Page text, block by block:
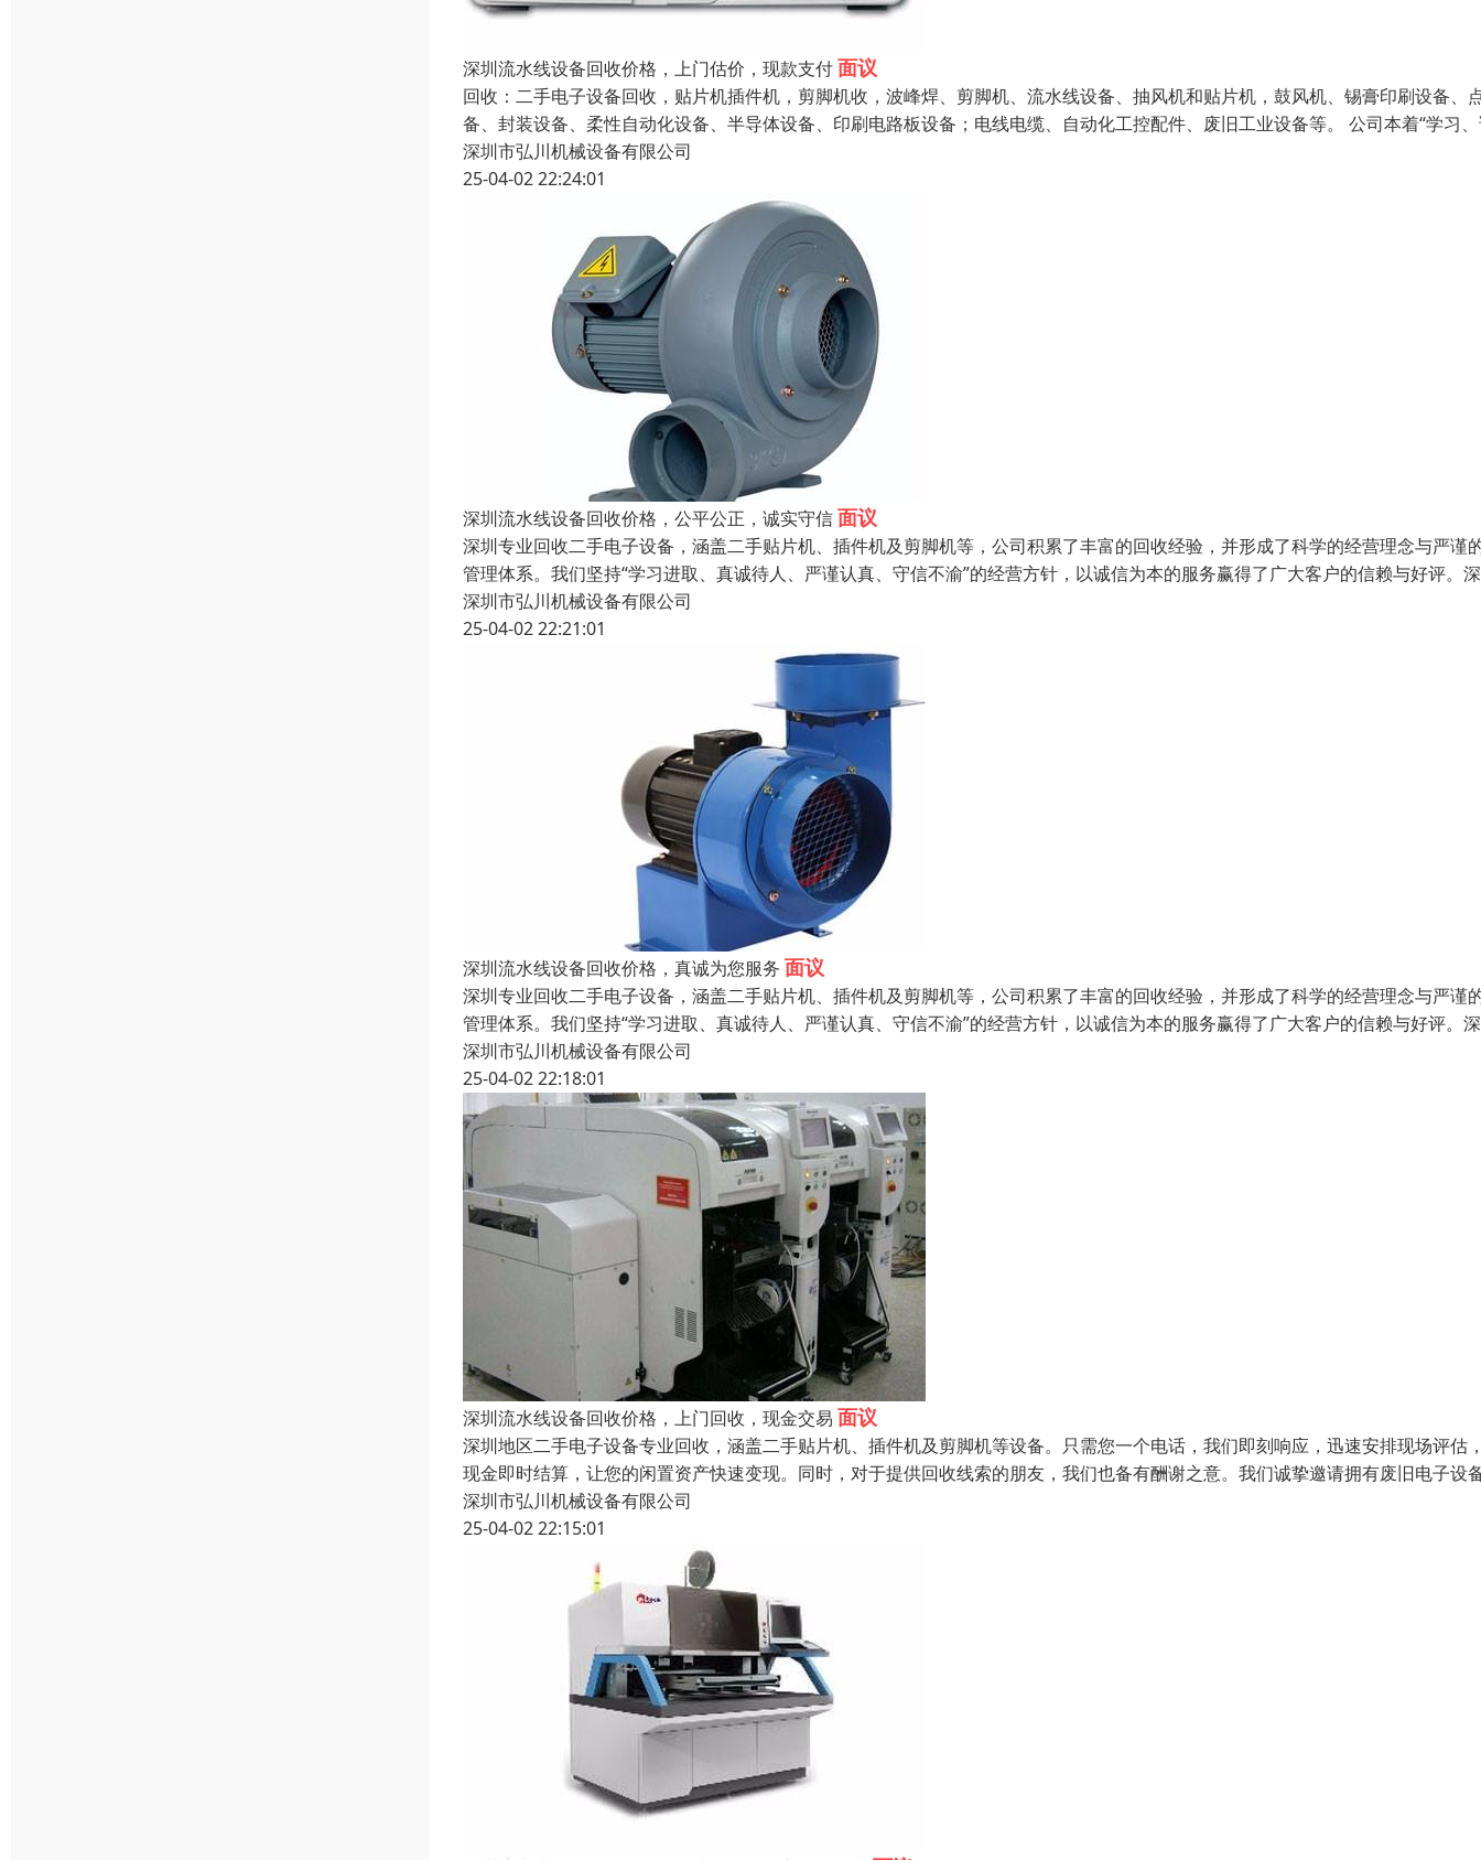
深圳流水线设备回收价格，上门估价，现款支付面议
回收：二手电子设备回收，贴片机插件机，剪脚机收，波峰焊、剪脚机、流水线设备、抽风机和贴片机，鼓风机、锡膏印刷设备、
备、封装设备、柔性自动化设备、半导体设备、印刷电路板设备；电线电缆、自动化工控配件、废旧工业设备等。 公司本着“学习
深圳市弘川机械设备有限公司
25-04-02 22:24:01
深圳流水线设备回收价格，公平公正，诚实守信面议
深圳专业回收二手电子设备，涵盖二手贴片机、插件机及剪脚机等，公司积累了丰富的回收经验，并形成了科学的经营理念与严谨
管理体系。我们坚持“学习进取、真诚待人、严谨认真、守信不渝”的经营方针，以诚信为本的服务赢得了广大客户的信赖与好评。
深圳市弘川机械设备有限公司
25-04-02 22:21:01
深圳流水线设备回收价格，真诚为您服务 面议
深圳专业回收二手电子设备，涵盖二手贴片机、插件机及剪脚机等，公司积累了丰富的回收经验，并形成了科学的经营理念与严谨
管理体系。我们坚持“学习进取、真诚待人、严谨认真、守信不渝”的经营方针，以诚信为本的服务赢得了广大客户的信赖与好评。
深圳市弘川机械设备有限公司
25-04-02 22:18:01
深圳流水线设备回收价格，上门回收，现金交易 面议
深圳地区二手电子设备专业回收，涵盖二手贴片机、插件机及剪脚机等设备。只需您一个电话，我们即刻响应，迅速安排现场评估
现金即时结算，让您的闲置资产快速变现。同时，对于提供回收线索的朋友，我们也备有酬谢之意。我们诚挚邀请拥有废旧电子设
深圳市弘川机械设备有限公司
25-04-02 22:15:01